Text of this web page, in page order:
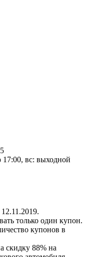
17:00, вс: выходной
12.11.2019.
только один купон.
купонов в
скидку 88% на